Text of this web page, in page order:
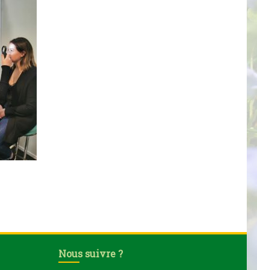
Nous suivre ?